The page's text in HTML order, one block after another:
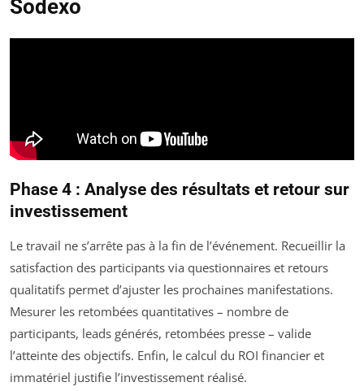
Sodexo
Phase 4 : Analyse des résultats et retour sur
investissement
Le travail ne s’arrête pas à la fin de l’événement. Recueillir la
satisfaction des participants via questionnaires et retours
qualitatifs permet d’ajuster les prochaines manifestations.
Mesurer les retombées quantitatives – nombre de
participants, leads générés, retombées presse – valide
l’atteinte des objectifs. Enfin, le calcul du ROI financier et
immatériel justifie l’investissement réalisé.